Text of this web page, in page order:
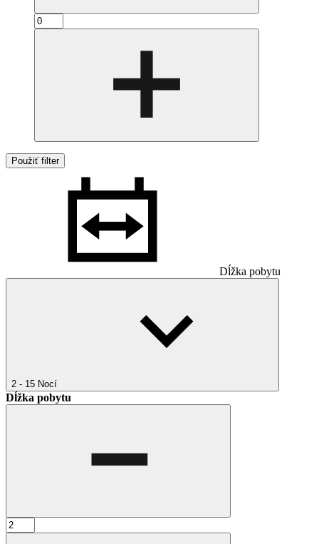
Použiť filter
Dĺžka pobytu
2 - 15 Nocí
Dĺžka pobytu